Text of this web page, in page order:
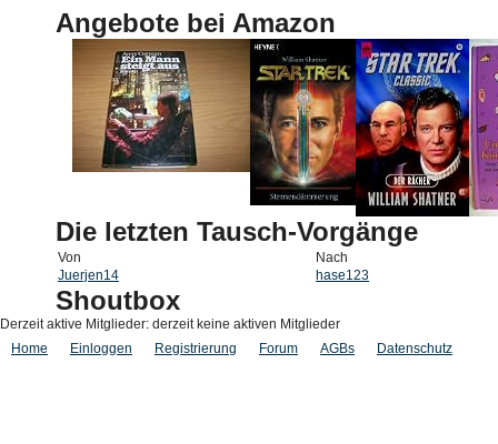
Angebote bei Amazon
Die letzten Tausch-Vorgänge
Von
Nach
Juerjen14
hase123
Shoutbox
Derzeit aktive Mitglieder: derzeit keine aktiven Mitglieder
Home
Einloggen Registrierung Forum AGBs Datenschutz